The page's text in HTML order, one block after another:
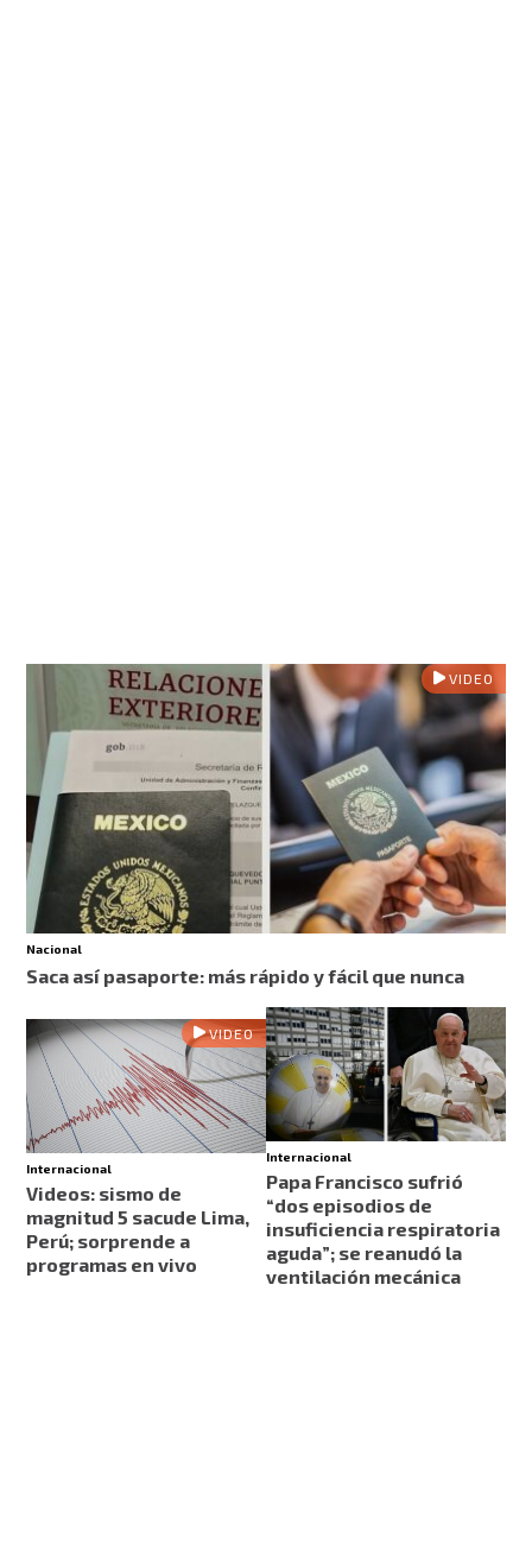
VIDEO
Nacional
Saca así pasaporte: más rápido y fácil que nunca
VIDEO
Internacional
Videos: sismo de
magnitud 5 sacude Lima,
Perú; sorprende a
programas en vivo
Internacional
Papa Francisco sufrió
“dos episodios de
insuficiencia respiratoria
aguda”; se reanudó la
ventilación mecánica